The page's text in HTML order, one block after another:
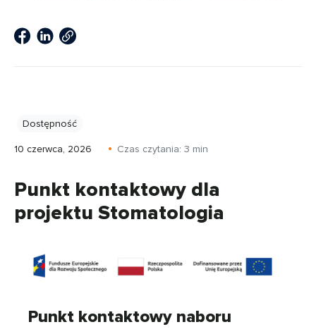
Dostępność
10 czerwca, 2026 Czas czytania: 3 min
Punkt kontaktowy dla
projektu Stomatologia
Punkt kontaktowy naboru